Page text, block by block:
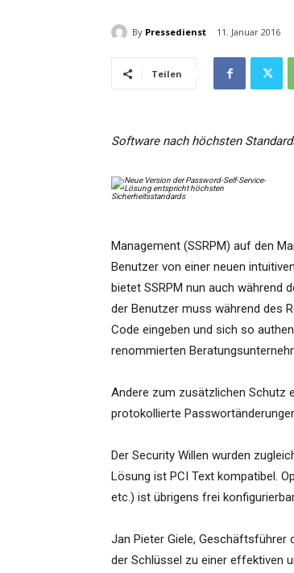
By Pressedienst 11. Januar 2016
Teilen
Software nach höchsten
Management (SSRPM) auf den
Benutzer von einer neuen
bietet SSRPM nun auch während
der Benutzer muss während des
Code eingeben und sich so
renommierten
Andere zum zusätzlichen Schutz
protokollierte
Der Security Willen wurden
Lösung ist PCI Text kompatibel.
etc.) ist übrigens frei
Jan Pieter Giele, Geschäftsführer
der Schlüssel zu einer effektiven